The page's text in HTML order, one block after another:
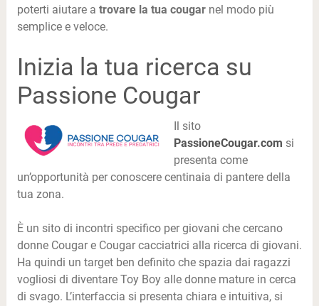
poterti aiutare a trovare la tua cougarnel modo più
semplice e veloce.
Inizia la tua ricerca su
Passione Cougar
Il sito
PassioneCougar.com si
presenta come
un’opportunità per conoscere centinaia di pantere della
tua zona.
È un sito di incontri specifico per giovani che cercano
donne Cougar e Cougar cacciatrici alla ricerca di giovani.
Ha quindi un target ben definito che spazia dai ragazzi
vogliosi di diventare Toy Boy alle donne mature in cerca
di svago. L’interfaccia si presenta chiara e intuitiva, si